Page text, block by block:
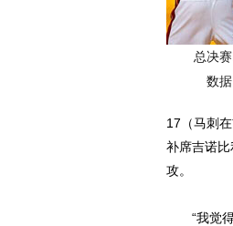
总决
数据
17（马刺
补席吉诺
攻。
“我觉得